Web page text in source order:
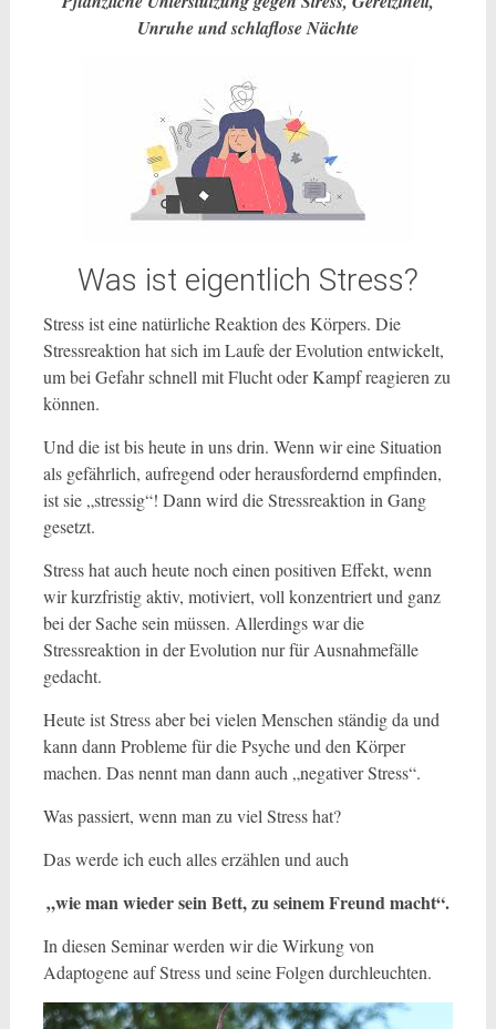
Unruhe und schlaflose Nächte
Was ist eigentlich Stress?
Stress ist eine natürliche Reaktion des Körpers. Die
Stressreaktion hat sich im Laufe der Evolution entwickelt,
um bei Gefahr schnell mit Flucht oder Kampf reagieren zu
können.
Und die ist bis heute in uns drin. Wenn wir eine Situation
als gefährlich, aufregend oder herausfordernd empfinden,
ist sie „stressig“! Dann wird die Stressreaktion in Gang
gesetzt.
Stress hat auch heute noch einen positiven Effekt, wenn
wir kurzfristig aktiv, motiviert, voll konzentriert und ganz
bei der Sache sein müssen. Allerdings war die
Stressreaktion in der Evolution nur für Ausnahmefälle
gedacht.
Heute ist Stress aber bei vielen Menschen ständig da und
kann dann Probleme für die Psyche und den Körper
machen. Das nennt man dann auch „negativer Stress“.
Was passiert, wenn man zu viel Stress hat?
Das werde ich euch alles erzählen und auch
„wie man wieder sein Bett, zu seinem Freund macht“.
In diesen Seminar werden wir die Wirkung von
Adaptogene auf Stress und seine Folgen durchleuchten.